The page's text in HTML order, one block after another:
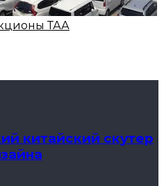
ТАА
китайский скутер